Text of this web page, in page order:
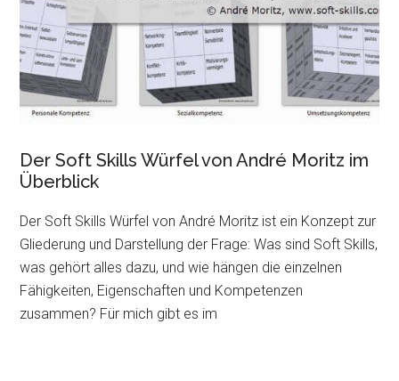
Der Soft Skills Würfel von André Moritz im
Überblick
Der Soft Skills Würfel von André Moritz ist ein Konzept zur
Gliederung und Darstellung der Frage: Was sind Soft Skills,
was gehört alles dazu, und wie hängen die einzelnen
Fähigkeiten, Eigenschaften und Kompetenzen
zusammen? Für mich gibt es im